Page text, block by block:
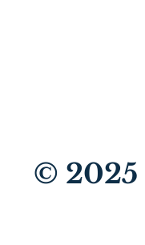
© 2025